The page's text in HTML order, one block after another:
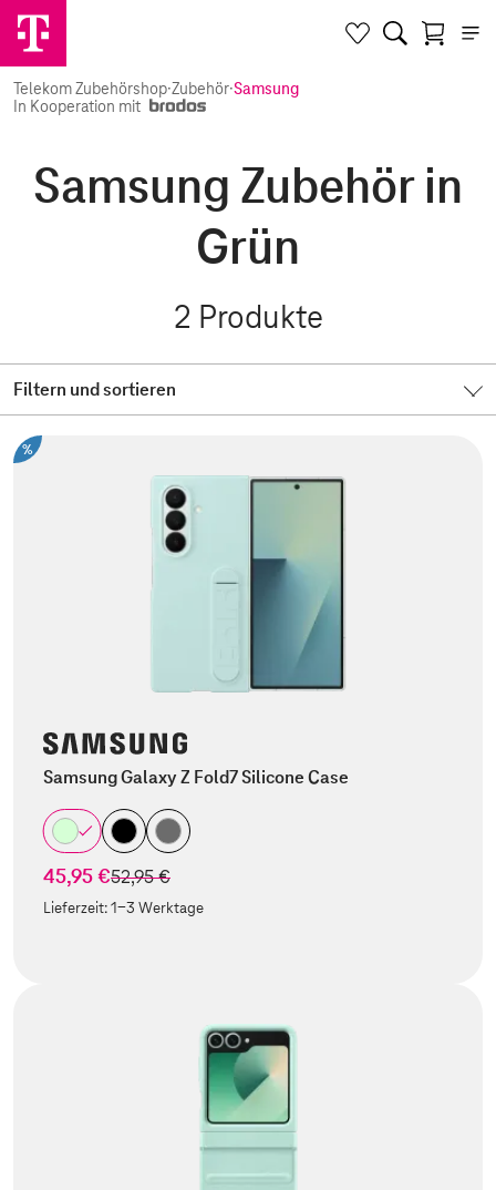
Telekom Zubehörshop·Zubehör·Samsung
In Kooperation mit
Samsung Zubehör in
Grün
2 Produkte
Filtern und sortieren
%
Samsung Galaxy Z Fold7 Silicone Case
45,95 €statt
52,95 €
Lieferzeit:1-3 Werktage